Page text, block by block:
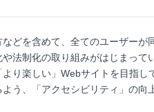
どを含めて、全てのユーザー
法制化の取り組みがはじまって
り楽しい」Webサイトを目指
う、「アクセシビリティ」の向